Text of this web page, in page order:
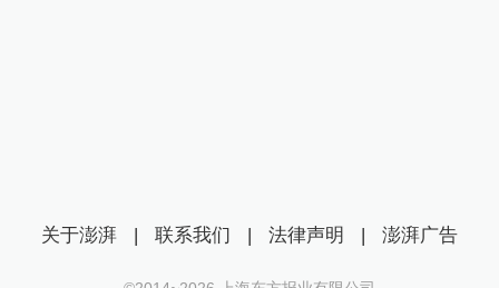
关于澎湃 | 联系我们 | 法律声明 | 澎湃广告